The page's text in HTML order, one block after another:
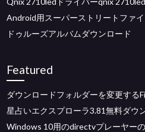
Android用スーパーストリートファ
ドゥルーズアルバムダウンロード
Featured
ダウンロードフォルダーを変更する
星占いエクスプローラ3.81無料ダウ
Windows 10用のdirectvプレーヤー